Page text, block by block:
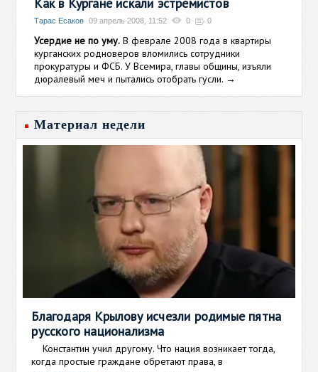
Тарас Есаков 09 апрель 2008, 11:52 0 0
Усердие не по уму. В феврале 2008 года в квартиры
курганских родноверов вломились сотрудники
прокуратуры и ФСБ. У Всемира, главы общины, изъяли
дюралевый меч и пытались отобрать гусли. →
Материал недели
Благодаря Крылову исчезли родимые пятна
русского национализма
Константин учил другому. Что нация возникает тогда,
когда простые граждане обретают права, в